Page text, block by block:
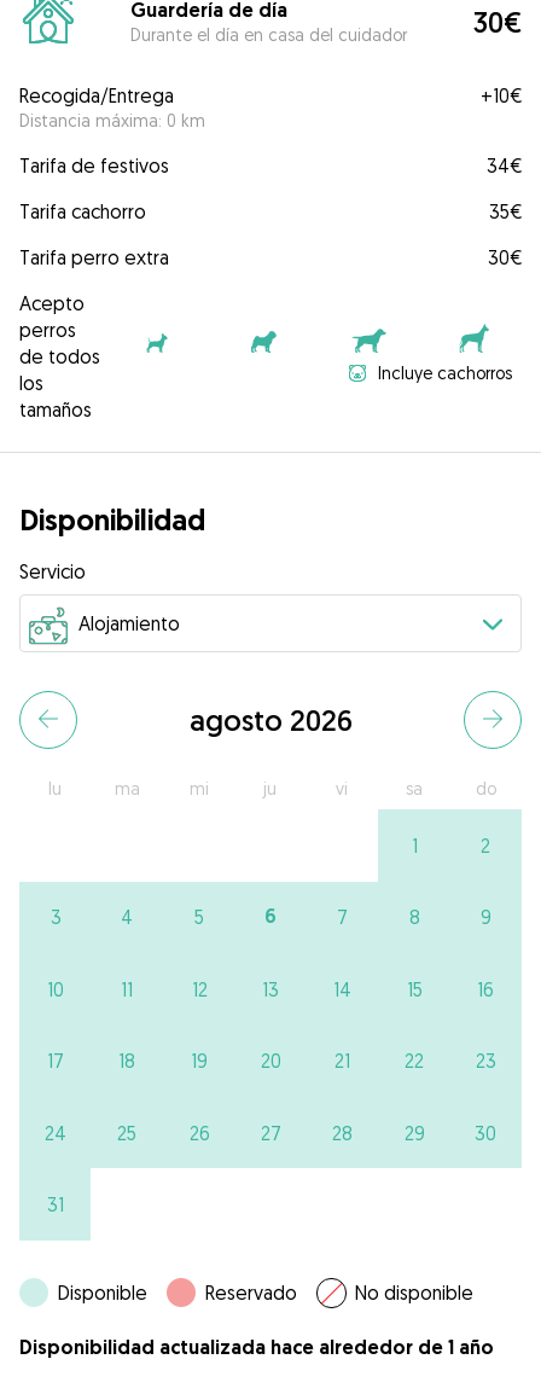
Guardería de día
Durante el día en casa del cuidador 30€
Recogida/Entrega
Distancia máxima: 0 km
+10€
Tarifa de festivos
34€
Tarifa cachorro
35€
Tarifa perro extra
30€
Acepto
perros
de todos
los
tamaños
Incluye cachorros
Disponibilidad
Servicio
agosto 2026
lu ma mi ju vi sa do
1 2
3 4 5 6 7 8 9
10 11 12 13 14 15 16
17 18 19 20 21 22 23
24 25 26 27 28 29 30
31
Disponible Reservado No disponible
Disponibilidad actualizada hace alrededor de 1 año